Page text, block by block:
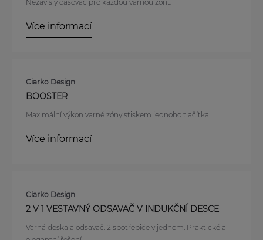
Nezávislý časovač pro každou varnou zónu
Více informací
Ciarko Design
BOOSTER
Maximální výkon varné zóny stiskem jednoho tlačítka
Více informací
Ciarko Design
2 V 1 VESTAVNÝ ODSAVAČ V INDUKČNÍ DESCE
Varná deska a odsavač. 2 spotřebiče v jednom. Praktické a